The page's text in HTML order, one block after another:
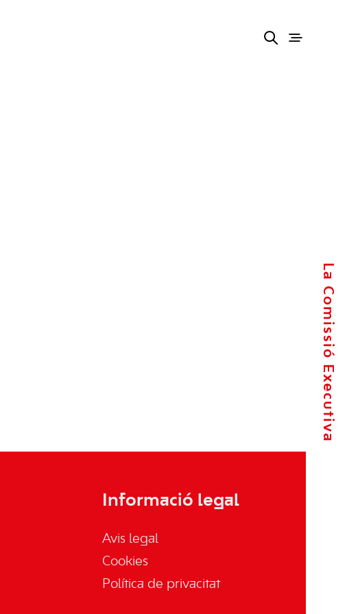
La Comissió Executiva
Informació legal
Avis legal
Cookies
Política de privacitat